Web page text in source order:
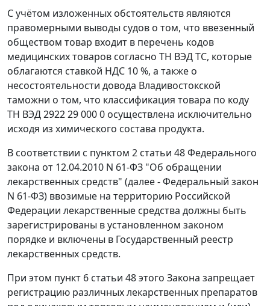
С учётом изложенных обстоятельств являются
правомерными выводы судов о том, что ввезенный
обществом товар входит в перечень кодов
медицинских товаров согласно ТН ВЭД ТС, которые
облагаются ставкой НДС 10 %, а также о
несостоятельности довода Владивостокской
таможни о том, что классификация товара по коду
ТН ВЭД 292229 000 0 осуществлена исключительно
исходя из химического состава продукта.
В соответствии с пунктом 2 статьи 48Федерального
закона от 12.04.2010 N 61-ФЗ "Об обращении
лекарственных средств" (далее - Федеральный закон
N 61-ФЗ) ввозимые на территорию Российской
Федерации лекарственные средства должны быть
зарегистрированы в установленном законом
порядке и включены в Государственный реестр
лекарственных средств.
При этом пункт 6 статьи 48этого Закона запрещает
регистрацию различных лекарственных препаратов